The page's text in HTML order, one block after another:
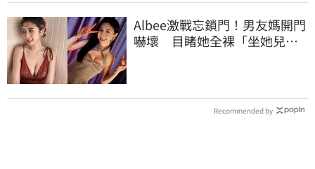
Albee激戰忘鎖門！男友媽開門
嚇壞 目睹她全裸「坐她兒子
Recommended by